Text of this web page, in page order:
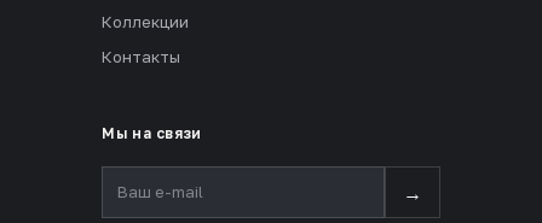
Коллекции
Контакты
Мы на связи
→